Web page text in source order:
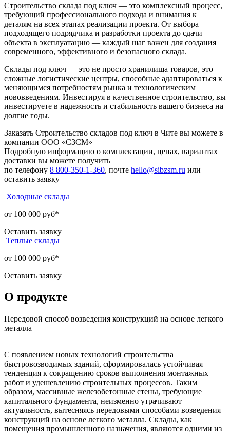
Строительство склада под ключ — это комплексный процесс,
требующий профессионального подхода и внимания к
деталям на всех этапах реализации проекта. От выбора
подходящего подрядчика и разработки проекта до сдачи
объекта в эксплуатацию — каждый шаг важен для создания
современного, эффективного и безопасного склада.
Склады под ключ — это не просто хранилища товаров, это
сложные логистические центры, способные адаптироваться к
меняющимся потребностям рынка и технологическим
нововведениям. Инвестируя в качественное строительство, вы
инвестируете в надежность и стабильность вашего бизнеса на
долгие годы.
Заказать Строительство складов под ключ в Чите вы можете в
компании ООО «СЗСМ»
Подробную информацию о комплектации, ценах, вариантах
доставки вы можете получить
по телефону 8 800-350-1-360, почте hello@sibzsm.ru или
оставить заявку
Холодные склады
от 100 000 руб*
Оставить заявку
Теплые склады
от 100 000 руб*
Оставить заявку
О продукте
Передовой способ возведения конструкций на основе легкого
металла
С появлением новых технологий строительства
быстровозводимых зданий, сформировалась устойчивая
тенденция к сокращению сроков выполнения монтажных
работ и удешевлению строительных процессов. Таким
образом, массивные железобетонные стены, требующие
капитального фундамента, неизменно утрачивают
актуальность, вытесняясь передовыми способами возведения
конструкций на основе легкого металла. Склады, как
помещения промышленного назначения, являются одними из